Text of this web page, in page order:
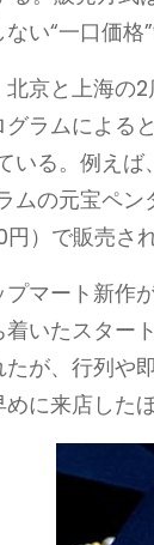
い“一口価格
京と上海の
ラムによる
いる。例えば
ムの元宝ペ
）で販売さ
プマート新作
いたスター
が、行列や
に来店した